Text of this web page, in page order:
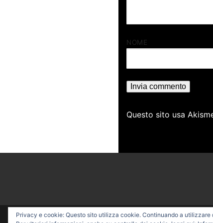
NOME
Questo sito usa
Privacy e cookie: Questo sito utilizza cookie. Continuando a